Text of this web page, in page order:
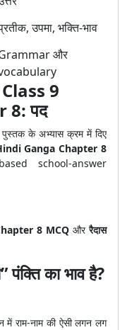
उपमा, भक्ति-भाव
और
9
8: पद
पुस्तक के अभ्यास क्रम में दिए
Ganga Chapter 8
school-answer
8 MCQऔररैदास
का भाव है?
राम-नाम की ऐसी लगन लग